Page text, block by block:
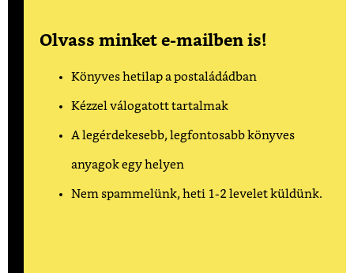
Olvass minket e-mailben is!
Könyves hetilap a postaládádban
Kézzel válogatott tartalmak
A legérdekesebb, legfontosabb könyves
anyagok egy helyen
Nem spammelünk, heti 1-2 levelet küldünk.